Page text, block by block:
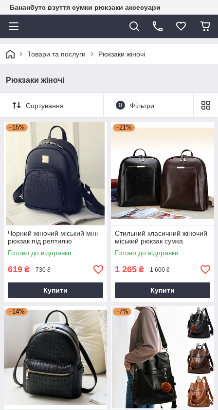
Бананбутс взуття сумки рюкзаки аксесуари
Товари та послуги Рюкзаки жіночі
Рюкзаки жіночі
Сортування 0 Фільтри
–15%
Чорний жіночий міський міні
рюкзак під рептилію
Готово до відправки
619 ₴ 730 ₴
Купити
–21%
Стильний класичний жіночий
міський рюкзак сумка.
Готово до відправки
1 265 ₴ 1 600 ₴
Купити
–14% –7%